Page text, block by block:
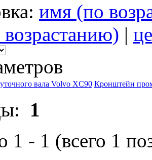
имя (по
|
вала Volvo XC90 Кронштейн
1
1 - 1 (всего 1